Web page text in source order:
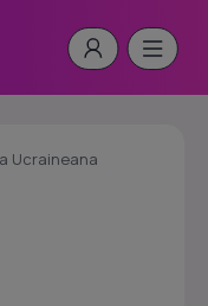
Ucraineana